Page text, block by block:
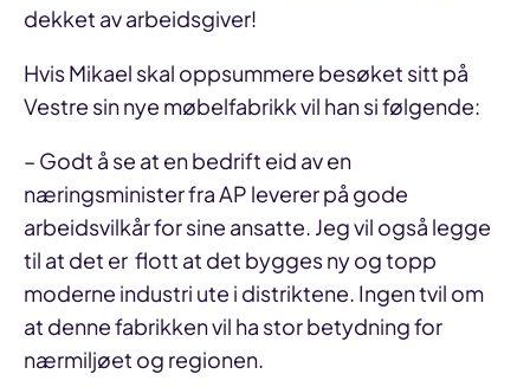
dekket av arbeidsgiver!
Hvis Mikael skal oppsummere besøket sitt på
Vestre sin nye møbelfabrikk vil han si følgende:
– Godt å se at en bedrift eid av en
næringsminister fra AP leverer på gode
arbeidsvilkår for sine ansatte. Jeg vil også legge
til at det er flott at det bygges ny og topp
moderne industri ute i distriktene. Ingen tvil om
at denne fabrikken vil ha stor betydning for
nærmiljøet og regionen.